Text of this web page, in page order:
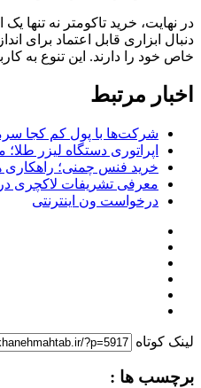
در نهایت، خرید تاکومتر نه تنها
دنبال ابزاری قابل اعتماد برای
خاص خود را دارند. این تنوع به
اخبار مرتبط
شرکت‌ها با پول کم کجا
اپراتوری دستگاه لیزر
خرید فنس چمنی؛ راهکاری
معرفی تشریفات لاکچری
درخواست ون اینترنتی
لینک کوتاه
برچسب ها :